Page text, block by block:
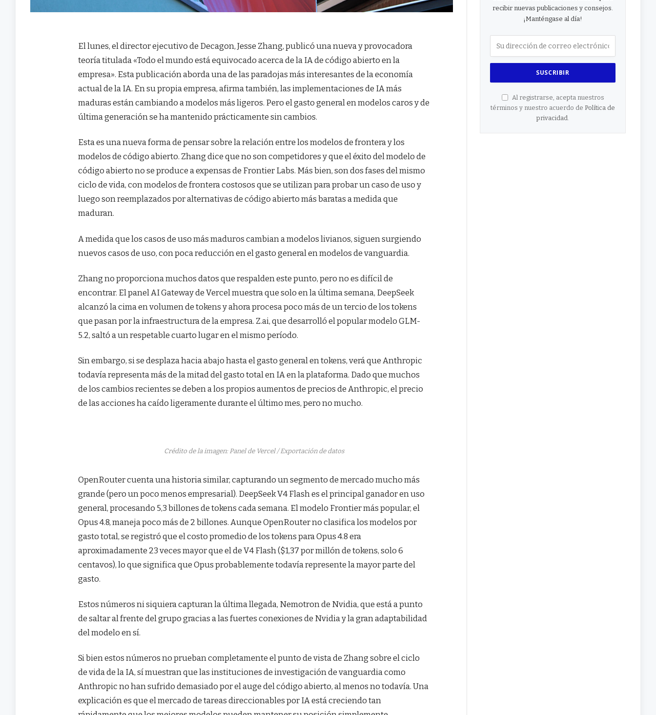
El lunes, el director ejecutivo de Decagon, Jesse Zhang, publicó una nueva y provocadora
teoría titulada «Todo el mundo está equivocado acerca de la IA de código abierto en la
empresa». Esta publicación aborda una de las paradojas más interesantes de la economía
actual de la IA. En su propia empresa, afirma también, las implementaciones de IA más
maduras están cambiando a modelos más ligeros. Pero el gasto general en modelos caros y de
última generación se ha mantenido prácticamente sin cambios.
Esta es una nueva forma de pensar sobre la relación entre los modelos de frontera y los
modelos de código abierto. Zhang dice que no son competidores y que el éxito del modelo de
código abierto no se produce a expensas de Frontier Labs. Más bien, son dos fases del mismo
ciclo de vida, con modelos de frontera costosos que se utilizan para probar un caso de uso y
luego son reemplazados por alternativas de código abierto más baratas a medida que
maduran.
A medida que los casos de uso más maduros cambian a modelos livianos, siguen surgiendo
nuevos casos de uso, con poca reducción en el gasto general en modelos de vanguardia.
Zhang no proporciona muchos datos que respalden este punto, pero no es difícil de
encontrar. El panel AI Gateway de Vercel muestra que solo en la última semana, DeepSeek
alcanzó la cima en volumen de tokens y ahora procesa poco más de un tercio de los tokens
que pasan por la infraestructura de la empresa. Z.ai, que desarrolló el popular modelo GLM-
5.2, saltó a un respetable cuarto lugar en el mismo período.
Sin embargo, si se desplaza hacia abajo hasta el gasto general en tokens, verá que Anthropic
todavía representa más de la mitad del gasto total en IA en la plataforma. Dado que muchos
de los cambios recientes se deben a los propios aumentos de precios de Anthropic, el precio
de las acciones ha caído ligeramente durante el último mes, pero no mucho.
Crédito de la imagen: Panel de Vercel / Exportación de datos
OpenRouter cuenta una historia similar, capturando un segmento de mercado mucho más
grande (pero un poco menos empresarial). DeepSeek V4 Flash es el principal ganador en uso
general, procesando 5,3 billones de tokens cada semana. El modelo Frontier más popular, el
Opus 4.8, maneja poco más de 2 billones. Aunque OpenRouter no clasifica los modelos por
gasto total, se registró que el costo promedio de los tokens para Opus 4.8 era
aproximadamente 23 veces mayor que el de V4 Flash ($1,37 por millón de tokens, solo 6
centavos), lo que significa que Opus probablemente todavía represente la mayor parte del
gasto.
Estos números ni siquiera capturan la última llegada, Nemotron de Nvidia, que está a punto
de saltar al frente del grupo gracias a las fuertes conexiones de Nvidia y la gran adaptabilidad
del modelo en sí.
Si bien estos números no prueban completamente el punto de vista de Zhang sobre el ciclo
de vida de la IA, sí muestran que las instituciones de investigación de vanguardia como
Anthropic no han sufrido demasiado por el auge del código abierto, al menos no todavía. Una
explicación es que el mercado de tareas direccionables por IA está creciendo tan
recibir nuevas publicaciones y consejos.
¡Manténgase al día!
Al registrarse, acepta nuestros
términos y nuestro acuerdo de Política de
privacidad.